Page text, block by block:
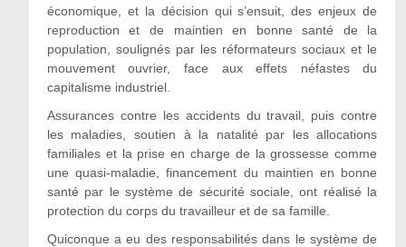
économique, et la décision qui s’ensuit, des enjeux de
reproduction et de maintien en bonne santé de la
population, soulignés par les réformateurs sociaux et le
mouvement ouvrier, face aux effets néfastes du
capitalisme industriel.
Assurances contre les accidents du travail, puis contre
les maladies, soutien à la natalité par les allocations
familiales et la prise en charge de la grossesse comme
une quasi-maladie, financement du maintien en bonne
santé par le système de sécurité sociale, ont réalisé la
protection du corps du travailleur et de sa famille.
Quiconque a eu des responsabilités dans le système de